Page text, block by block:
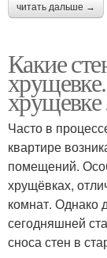
читать дальше →
Какие
Часто в
квартире
помещений.
хрущёвках,
комнат. Однако
сегодняшней
сноса стен в